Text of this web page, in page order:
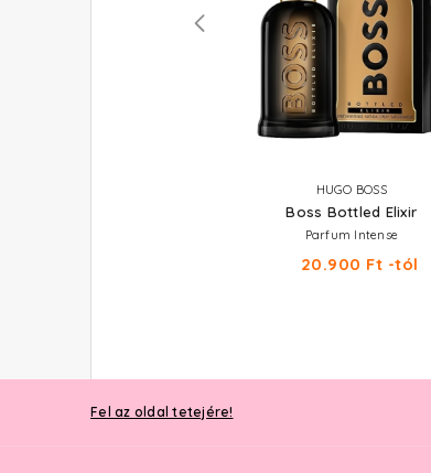
HUGO BOSS
Boss Bottled Elixir
Parfum Intense
20.900 Ft -tól
Fel az oldal tetejére!